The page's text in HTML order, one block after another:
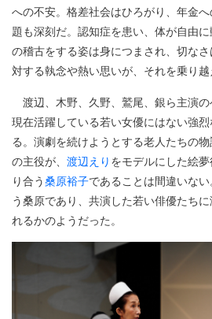
への不安。格差社会はひろがり、年金
題も深刻だ。認知症を患い、体が自由
の稽古をする姿は身につまされ、切な
対する執念や熱い思いが、それを乗り越
渡辺、木野、久野、鷲尾、銀ら主演の
現在活躍している若い女優にはない強
る。演劇を続けようとする老人たちの
の主役が、 渡辺えり をモデルにした絵
り合う桑原裕子であることは間違いない。
う桑原であり、共演した若い俳優たち
れるかのようだった。